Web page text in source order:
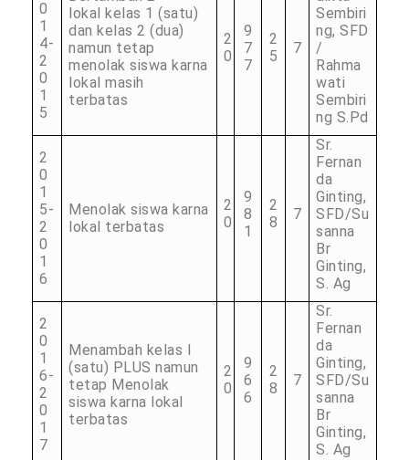
0
1
4-
2
0
1
5
lokal kelas 1 (satu)
dan kelas 2 (dua)
namun tetap
menolak siswa karna
lokal masih
terbatas
2
0
9
7
7
2
5
7
Sembiri
ng, SFD
/
Rahma
wati
Sembiri
ng S.Pd
2
0
1
5-
2
0
1
6
Menolak siswa karna
lokal terbatas
2
0
9
8
1
2
8
7
Sr.
Fernan
da
Ginting,
SFD/Su
sanna
Br
Ginting,
S. Ag
2
0
1
6-
2
0
1
7
Menambah kelas I
(satu) PLUS namun
tetap Menolak
siswa karna lokal
terbatas
2
0
9
6
6
2
8
7
Sr.
Fernan
da
Ginting,
SFD/Su
sanna
Br
Ginting,
S. Ag